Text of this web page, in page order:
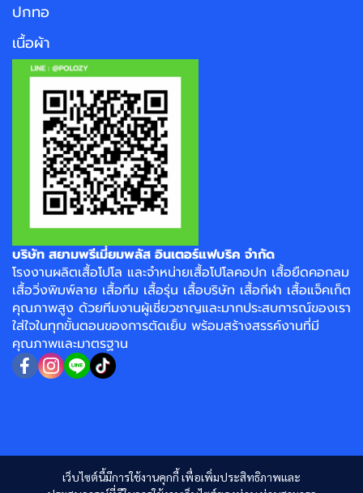
เว็บไซต์นี้มีการใช้งานคุกกี้ เพื่อเพิ่มประสิทธิภาพและ
ปกทอ
เนื้อผ้า
บริษัท สยามพรีเมี่ยมพลัส อินเตอร์แฟบริค จำกัด
โรงงานผลิตเสื้อโปโล และจำหน่ายเสื้อโปโลคอปก เสื้อยืดคอกลม
เสื้อวิ่งพิมพ์ลาย เสื้อทีม เสื้อรุ่น เสื้อบริษัท เสื้อกีฬา เสื้อแจ็คเก็ต
คุณภาพสูง ด้วยทีมงานผู้เชี่ยวชาญและมากประสบการณ์ของเรา
ใส่ใจในทุกขั้นตอนของการตัดเย็บ พร้อมสร้างสรรค์งานที่มี
คุณภาพและมาตรฐาน